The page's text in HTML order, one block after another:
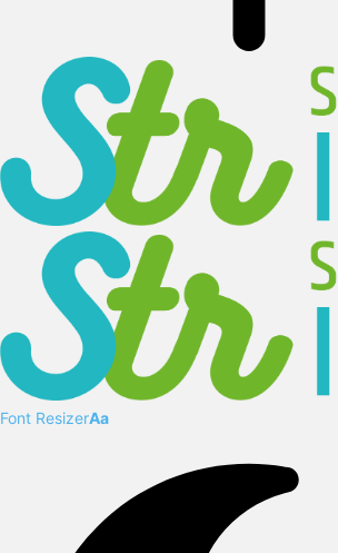
Font ResizerAa